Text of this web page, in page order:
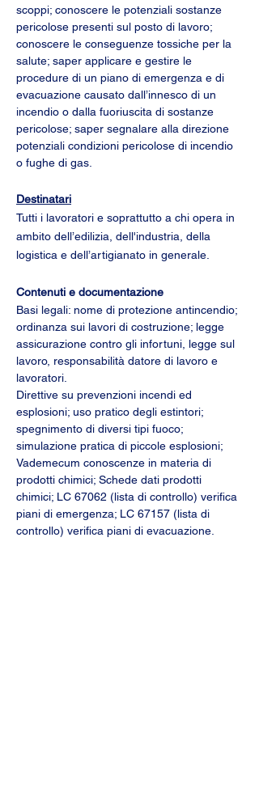
scoppi; conoscere le potenziali sostanze
pericolose presenti sul posto di lavoro;
conoscere le conseguenze tossiche per la
salute; saper applicare e gestire le
procedure di un piano di emergenza e di
evacuazione causato dall’innesco di un
incendio o dalla fuoriuscita di sostanze
pericolose; saper segnalare alla direzione
potenziali condizioni pericolose di incendio
o fughe di gas.
Destinatari
Tutti i lavoratori e soprattutto a chi opera in
ambito dell’edilizia, dell'industria, della
logistica e dell’artigianato in generale.
Contenuti e documentazione
Basi legali: nome di protezione antincendio;
ordinanza sui lavori di costruzione; legge
assicurazione contro gli infortuni, legge sul
lavoro, responsabilità datore di lavoro e
lavoratori.
Direttive su prevenzioni incendi ed
esplosioni; uso pratico degli estintori;
spegnimento di diversi tipi fuoco;
simulazione pratica di piccole esplosioni;
Vademecum conoscenze in materia di
prodotti chimici; Schede dati prodotti
chimici; LC 67062 (lista di controllo) verifica
piani di emergenza; LC 67157 (lista di
controllo) verifica piani di evacuazione.